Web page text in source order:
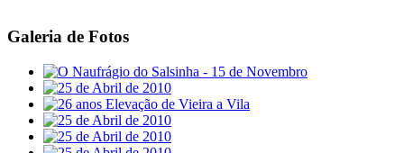
Galeria de Fotos